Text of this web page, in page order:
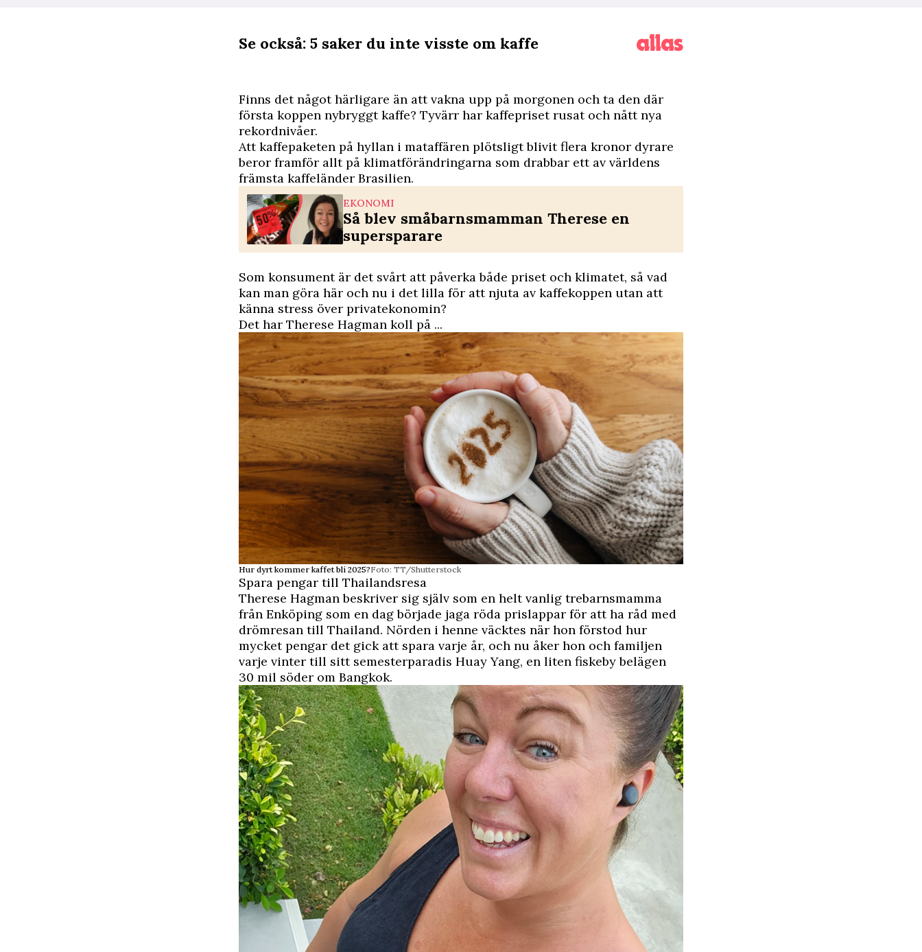
Se också: 5 saker du inte visste om kaffe
Finns det något härligare än att vakna upp på morgonen och ta den där
första koppen nybryggtkaffe? Tyvärr har kaffepriset rusat och nått nya
rekordnivåer.
Att kaffepaketen på hyllan i mataffären plötsligt blivit flera kronor dyrare
beror framför allt på klimatförändringarna som drabbar ett av världens
främsta kaffeländer Brasilien.
EKONOMI
Så blev småbarnsmamman Therese en
supersparare
Som konsument är det svårt att påverka både priset och klimatet, så vad
kan man göra här och nu i det lilla för att njuta av kaffekoppen utan att
känna stress över privatekonomin?
Det har Therese Hagman koll på ...
Hur dyrt kommer kaffet bli 2025?Foto: TT/Shutterstock
Spara pengar till Thailandsresa
Therese Hagman beskriver sig själv som en helt vanlig trebarnsmamma
från Enköping som en dag började jaga röda prislappar för att ha råd med
drömresan till Thailand. Nörden i henne väcktes när hon förstod hur
mycket pengar det gick att spara varje år, och nu åker hon och familjen
varje vinter till sitt semesterparadis Huay Yang, en liten fiskeby belägen
30 mil söder om Bangkok.